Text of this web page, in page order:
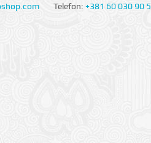
Telefon: +381 60 030 90